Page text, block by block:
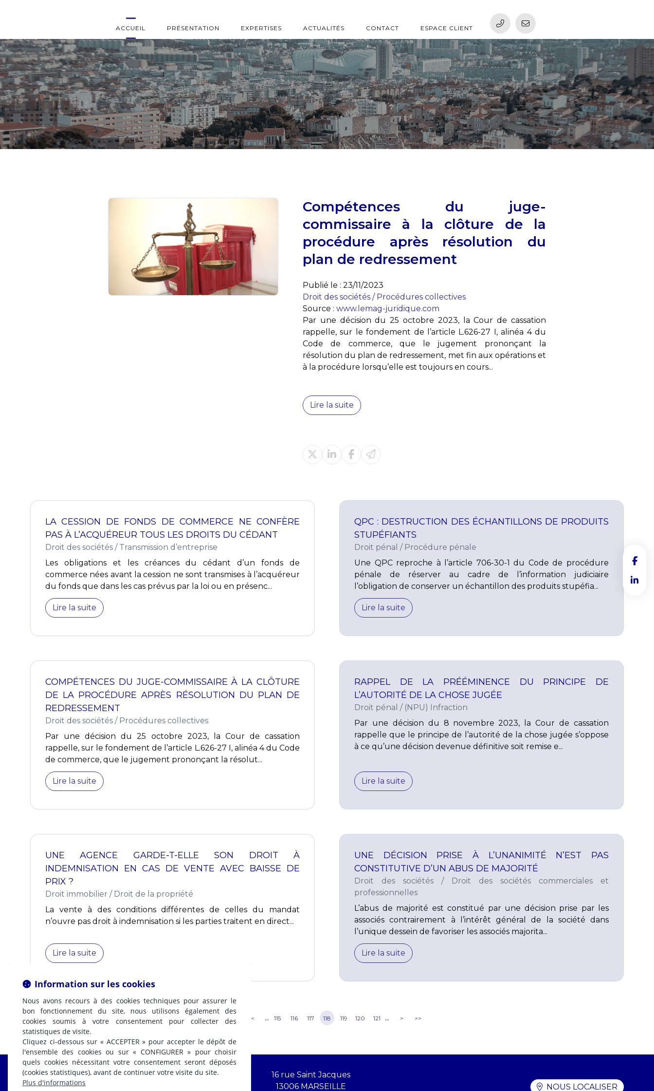
ACCUEIL PRÉSENTATION EXPERTISES ACTUALITÉS CONTACT ESPACE CLIENT
Compétences du juge-
commissaire à la clôture de la
procédure après résolution du
plan de redressement
Publié le : 23/11/2023
Droit des sociétés / Procédures collectives
Source : www.lemag-juridique.com
Par une décision du 25 octobre 2023, la Cour de cassation
rappelle, sur le fondement de l’article L.626-27 I, alinéa 4 du
Code de commerce, que le jugement prononçant la
résolution du plan de redressement, met fin aux opérations et
à la procédure lorsqu’elle est toujours en cours...
Lire la suite
LA CESSION DE FONDS DE COMMERCE NE CONFÈRE
PAS À L’ACQUÉREUR TOUS LES DROITS DU CÉDANT
Droit des sociétés / Transmission d’entreprise
Les obligations et les créances du cédant d’un fonds de
commerce nées avant la cession ne sont transmises à l’acquéreur
du fonds que dans les cas prévus par la loi ou en présenc...
Lire la suite
QPC : DESTRUCTION DES ÉCHANTILLONS DE PRODUITS
STUPÉFIANTS
Droit pénal / Procédure pénale
Une QPC reproche à l’article 706-30-1 du Code de procédure
pénale de réserver au cadre de l’information judiciaire
l’obligation de conserver un échantillon des produits stupéfia...
Lire la suite
COMPÉTENCES DU JUGE-COMMISSAIRE À LA CLÔTURE
DE LA PROCÉDURE APRÈS RÉSOLUTION DU PLAN DE
REDRESSEMENT
Droit des sociétés / Procédures collectives
Par une décision du 25 octobre 2023, la Cour de cassation
rappelle, sur le fondement de l’article L.626-27 I, alinéa 4 du Code
de commerce, que le jugement prononçant la résolut...
Lire la suite
RAPPEL DE LA PRÉÉMINENCE DU PRINCIPE DE
L’AUTORITÉ DE LA CHOSE JUGÉE
Droit pénal / (NPU) Infraction
Par une décision du 8 novembre 2023, la Cour de cassation
rappelle que le principe de l’autorité de la chose jugée s’oppose
à ce qu’une décision devenue définitive soit remise e...
Lire la suite
UNE AGENCE GARDE-T-ELLE SON DROIT À
INDEMNISATION EN CAS DE VENTE AVEC BAISSE DE
PRIX ?
Droit immobilier / Droit de la propriété
La vente à des conditions différentes de celles du mandat
n’ouvre pas droit à indemnisation si les parties traitent en direct...
Lire la suite
UNE DÉCISION PRISE À L’UNANIMITÉ N’EST PAS
CONSTITUTIVE D’UN ABUS DE MAJORITÉ
Droit des sociétés /
Droit des sociétés commerciales et
professionnelles
L’abus de majorité est constitué par une décision prise par les
associés contrairement à l’intérêt général de la société dans
l’unique dessein de favoriser les associés majorita...
Lire la suite
< ... 115 116 117 118 119 120 121 ... > >>
Fabrice LABI
16 rue Saint Jacques
13006 MARSEILLE
NOUS LOCALISER
Information sur les cookies
Nous avons recours à des cookies techniques pour assurer le
bon fonctionnement du site, nous utilisons également des
cookies soumis à votre consentement pour collecter des
statistiques de visite.
Cliquez ci-dessous sur « ACCEPTER » pour accepter le dépôt de
l'ensemble des cookies ou sur « CONFIGURER » pour choisir
quels cookies nécessitant votre consentement seront déposés
(cookies statistiques), avant de continuer votre visite du site.
Plus d'informations